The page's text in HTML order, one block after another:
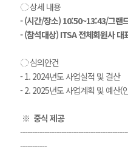
◌ 상세 내용
- (시간/장소) 10:50~13:43/그랜
- (참석대상) ITSA 전체회원사 대
◌ 심의안건
- 1. 2024년도 사업실적 및 결산
- 2. 2025년도 사업계획 및 예산(
※ 중식 제공
-----------